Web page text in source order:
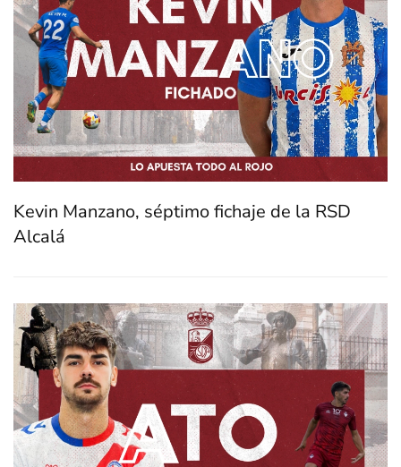
Kevin Manzano, séptimo fichaje de la RSD
Alcalá